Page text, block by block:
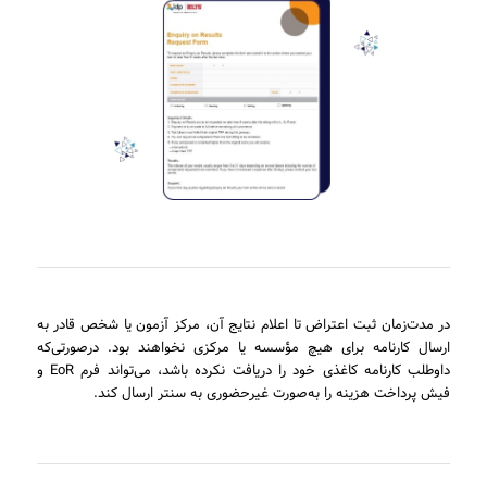
در مدت‌زمان ثبت اعتراض تا اعلام نتایج آن، مرکز آزمون یا شخص قادر به
ارسال کارنامه برای هیچ مؤسسه یا مرکزی نخواهند بود. درصورتی‌که
داوطلب کارنامه کاغذی خود را دریافت نکرده باشد، می‌تواند فرم EoR و
فیش پرداخت هزینه را به‌صورت غیرحضوری به سنتر ارسال کند.